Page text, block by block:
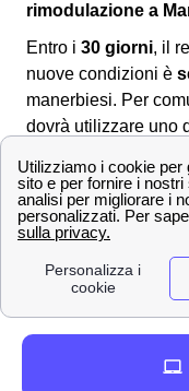
rimodulazione a
Entro i 30 giorni, il
nuove condizioni è
manerbiesi. Per
dovrà utilizzare uno
PEC
Milano
159, 20152
Punto Wind-
rimodulazione di